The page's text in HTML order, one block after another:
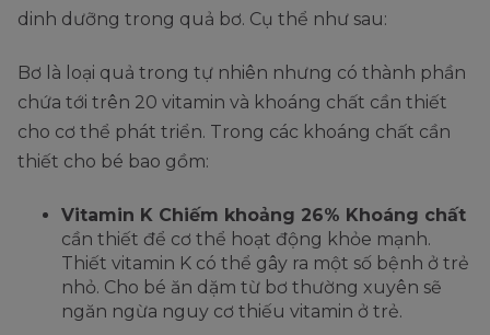
dinh dưỡng trong quả bơ. Cụ thể như sau:
Bơ là loại quả trong tự nhiên nhưng có thành phần
chứa tới trên 20 vitamin và khoáng chất cần thiết
cho cơ thể phát triển. Trong các khoáng chất cần
thiết cho bé bao gồm:
Vitamin K Chiếm khoảng 26% Khoáng chất
cần thiết để cơ thể hoạt động khỏe mạnh.
Thiết vitamin K có thể gây ra một số bệnh ở trẻ
nhỏ. Cho bé ăn dặm từ bơ thường xuyên sẽ
ngăn ngừa nguy cơ thiếu vitamin ở trẻ.